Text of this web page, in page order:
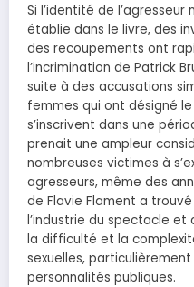
Si l’identité de
établie dans le livre, des
des recoupements ont
l’incrimination de Patrick
suite à des accusations
femmes qui ont désigné
s’inscrivent dans une
prenait une ampleur
nombreuses victimes à
agresseurs, même des
de Flavie Flament a
l’industrie du spectacle
la difficulté et la
sexuelles,
personnalités publiques.